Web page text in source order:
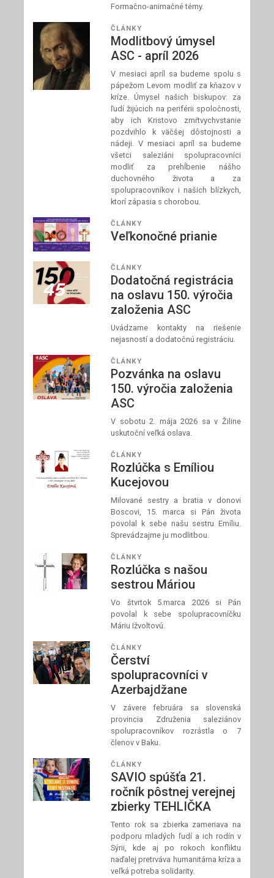
Formačno-animačné témy.
ČLÁNKY
Modlitbový úmysel
ASC - apríl 2026
V mesiaci apríl sa budeme spolu s
pápežom Levom modliť za kňazov v
kríze. Úmysel našich biskupov: za
ľudí žijúcich na periférii spoločnosti,
aby ich Kristovo zmŕtvychvstanie
pozdvihlo k väčšej dôstojnosti a
nádeji. V mesiaci apríl sa budeme
všetci saleziáni spolupracovníci
modliť za prehĺbenie nášho
duchovného života a za
spolupracovníkov i našich blízkych,
ktorí zápasia s chorobou.
ČLÁNKY
Veľkonočné prianie
ČLÁNKY
Dodatočná registrácia
na oslavu 150. výročia
založenia ASC
Uvádzame kontakty na riešenie
nejasností a dodatočnú registráciu.
ČLÁNKY
Pozvánka na oslavu
150. výročia založenia
ASC
V sobotu 2. mája 2026 sa v Žiline
uskutoční veľká oslava.
ČLÁNKY
Rozlúčka s Emíliou
Kucejovou
Milované sestry a bratia v donovi
Boscovi, 15. marca si Pán života
povolal k sebe našu sestru Emíliu.
Sprevádzajme ju modlitbou.
ČLÁNKY
Rozlúčka s našou
sestrou Máriou
Vo štvrtok 5.marca 2026 si Pán
povolal k sebe spolupracovníčku
Máriu Ižvoltovú.
ČLÁNKY
Čerství
spolupracovníci v
Azerbajdžane
V závere februára sa slovenská
provincia Združenia saleziánov
spolupracovníkov rozrástla o 7
členov v Baku.
ČLÁNKY
SAVIO spúšťa 21.
ročník pôstnej verejnej
zbierky TEHLIČKA
Tento rok sa zbierka zameriava na
podporu mladých ľudí a ich rodín v
Sýrii, kde aj po rokoch konfliktu
naďalej pretrváva humanitárna kríza a
veľká potreba solidarity.